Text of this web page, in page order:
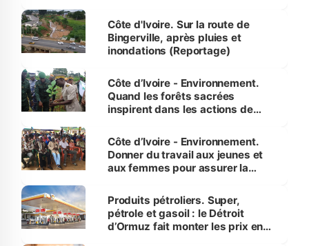
(Alassane Ouattara
Côte d'Ivoire. Sur la route de
Bingerville, après pluies et
inondations (Reportage)
Côte d’Ivoire - Environnement.
Quand les forêts sacrées
inspirent dans les actions de
Côte d’Ivoire - Environnement.
Donner du travail aux jeunes et
aux femmes pour assurer la
menacées
Produits pétroliers. Super,
pétrole et gasoil : le Détroit
d’Ormuz fait monter les prix en